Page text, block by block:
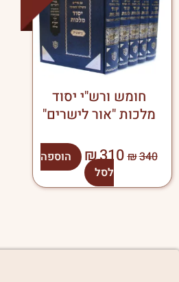
חומש ורש"י יסוד
מלכות "אור לישרים"
₪340
₪340.
₪310
₪310.
הוספה
לסל